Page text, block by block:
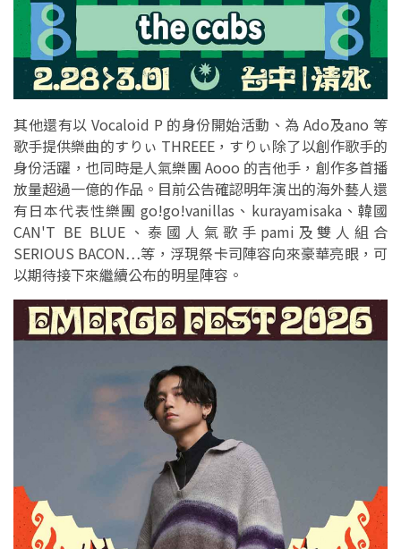
其他還有以 Vocaloid P 的身份開始活動、為 Ado及ano 等
歌手提供樂曲的すりぃ THREEE，すりぃ除了以創作歌手的
身份活躍，也同時是人氣樂團 Aooo 的吉他手，創作多首播
放量超過一億的作品。目前公告確認明年演出的海外藝人還
有日本代表性樂團 go!go!vanillas、kurayamisaka、韓國
CAN'T BE BLUE、泰國人氣歌手pami及雙人組合
SERIOUS BACON…等，浮現祭卡司陣容向來豪華亮眼，可
以期待接下來繼續公布的明星陣容。